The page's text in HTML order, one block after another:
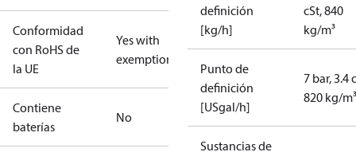
Conformidad
con RoHS de
la UE
Yes with
exemptions
Contiene
baterías
No
definición
[kg/h]
cSt, 840
kg/m³
Punto de
definición
[USgal/h]
7 bar, 3.4
820 kg/m³
Sustancias de